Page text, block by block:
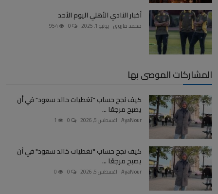
أخبار النادي الأهلي اليوم الأحد
محمد فاروق يونيو 1, 2025
المشاركات الموصى بها
كيف نجح حساب "تغطيات خالد سعود" في أن
يصبح مرجعًا ...
AyaNour اغسطس 5, 2026
كيف نجح حساب "تغطيات خالد سعود" في أن
يصبح مرجعًا ...
AyaNour اغسطس 5, 2026